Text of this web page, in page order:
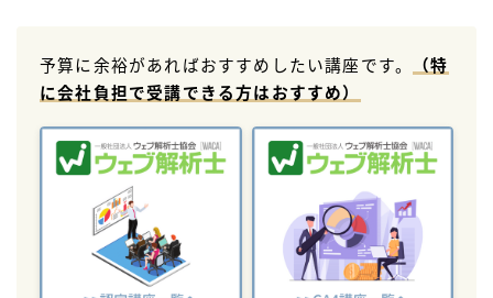
予算に余裕があればおすすめしたい講座です。
（特
に会社負担で受講できる方はおすすめ）